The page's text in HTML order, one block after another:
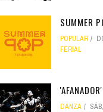
SUMMER
POPULAR
FERIAL
'AFANADOR'
DANZA